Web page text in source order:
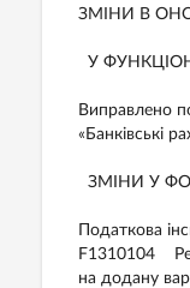
ЗМІНИ В
У
Виправлено
«Банківські
ЗМІНИ У
Податкова
F1310104
на додану